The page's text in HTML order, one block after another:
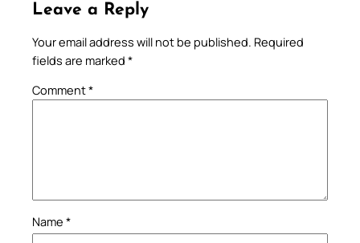
Leave a Reply
Your email address will not be published. Required
fields are marked *
Comment*
Name *